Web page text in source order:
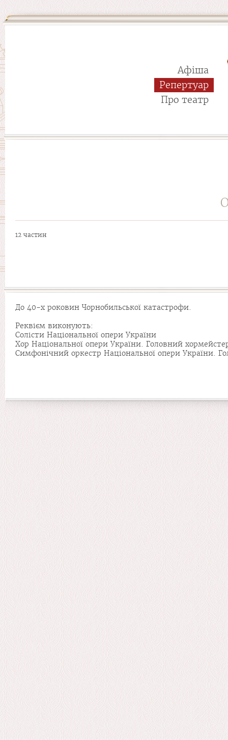
Афіша
Репертуар
Про театр
12 частин
До 40-х роковин Чорнобильської катастрофи.
Реквієм виконують:
Солісти Національної опери України
Хор Національної опери України. Головний
Симфонічний оркестр Національної опери України.